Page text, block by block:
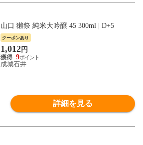
山口 獺祭 純米大吟醸 45 300ml | D+5
クーポンあり
1,012円
9
成城石井
詳細を見る